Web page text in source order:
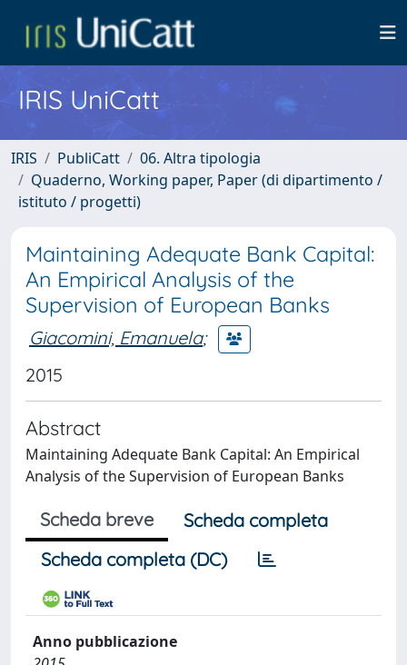
IRIS UniCatt
IRIS PubliCatt
06. Altra tipologia
Quaderno, Working paper, Paper (di dipartimento /
istituto / progetti)
Maintaining Adequate Bank Capital:
An Empirical Analysis of the
Supervision of European Banks
Giacomini, Emanuela;
2015
Abstract
Maintaining Adequate Bank Capital: An Empirical
Analysis of the Supervision of European Banks
Scheda breve
Scheda completa
Scheda completa (DC)
Anno pubblicazione